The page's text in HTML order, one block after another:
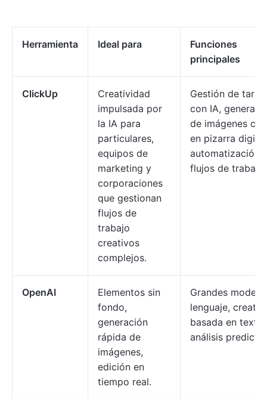
Herramienta Ideal para
Funciones
principales
ClickUp
Creatividad
impulsada por
la IA para
particulares,
equipos de
marketing y
corporaciones
que gestionan
flujos de
trabajo
creativos
complejos.
Gestión de
con IA,
de imágenes
en pizarra
automatización
flujos de trabajo.
OpenAI
Elementos sin
fondo,
generación
rápida de
imágenes,
edición en
tiempo real.
Grandes
lenguaje,
basada en texto,
análisis